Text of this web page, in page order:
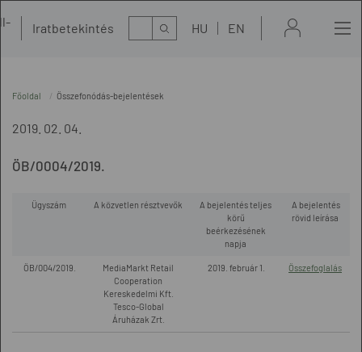
Iratbetekintés Kereső HU EN
Főoldal Összefonódás-bejelentések
2019. 02. 04.
ÖB/0004/2019.
Ügyszám A közvetlen résztvevők
A bejelentés teljes
körű
beérkezésének
napja
A bejelentés
rövid leírása
ÖB/004/2019.
MediaMarkt Retail
Cooperation
Kereskedelmi Kft.
Tesco-Global
Áruházak Zrt.
2019. február 1. Összefoglalás